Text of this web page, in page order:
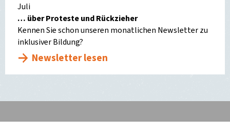
Juli
… über Proteste und Rückzieher
Kennen Sie schon unseren monatlichen Newsletter zu
inklusiver Bildung?
Newsletter lesen